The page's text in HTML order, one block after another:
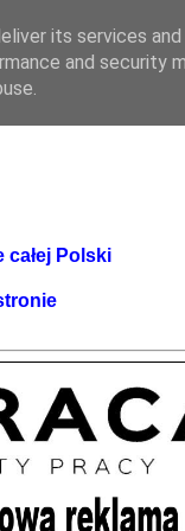
Polski
its services
and security